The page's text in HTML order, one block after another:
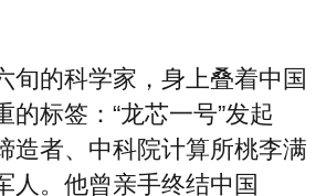
旬的科学家，身上叠着中国
的标签：“龙芯一号”发起
造者、中科院计算所桃李满
人。他曾亲手终结中国